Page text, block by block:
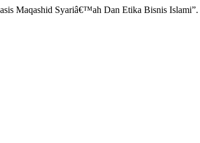
Maqashid Syariâ€™ah Dan Etika Bisnis Islami”.